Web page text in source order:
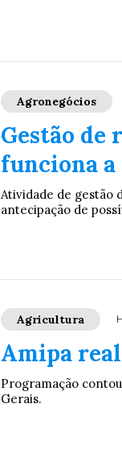
Agronegócios
Gestão de
funciona a
Atividade de gestão
antecipação de
Agricultura
Amipa
Programação
Gerais.